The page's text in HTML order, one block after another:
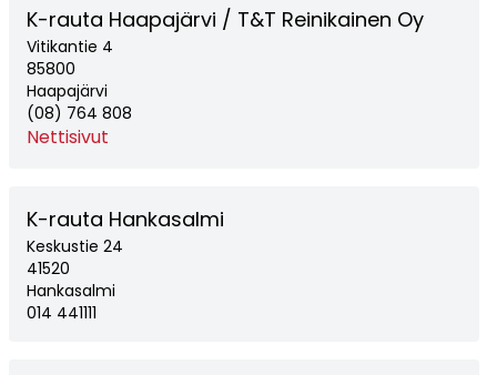
K-rauta Haapajärvi / T&T Reinikainen Oy
Vitikantie 4
85800
Haapajärvi
(08) 764 808
Nettisivut
K-rauta Hankasalmi
Keskustie 24
41520
Hankasalmi
014 441111